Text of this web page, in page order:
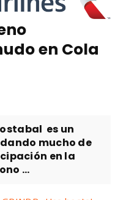
en Cola
es un
mucho de
en la
...